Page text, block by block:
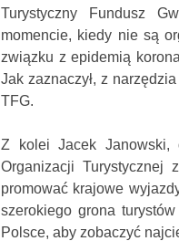
Turystyczny Fundusz
momencie, kiedy nie są
związku z epidemią
Jak zaznaczył, z
TFG.
Z kolei Jacek Janowski,
Organizacji Turystycznej
promować krajowe
szerokiego grona
Polsce, aby zobaczyć